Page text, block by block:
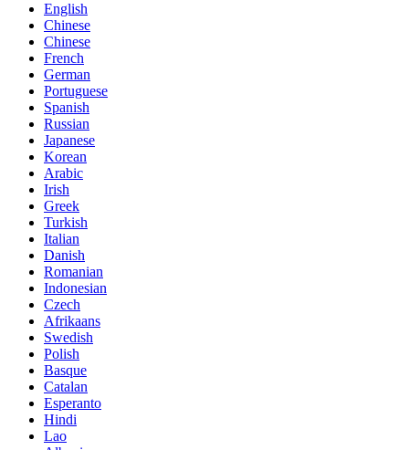
English
Chinese
Chinese
French
German
Portuguese
Spanish
Russian
Japanese
Korean
Arabic
Irish
Greek
Turkish
Italian
Danish
Romanian
Indonesian
Czech
Afrikaans
Swedish
Polish
Basque
Catalan
Esperanto
Hindi
Lao